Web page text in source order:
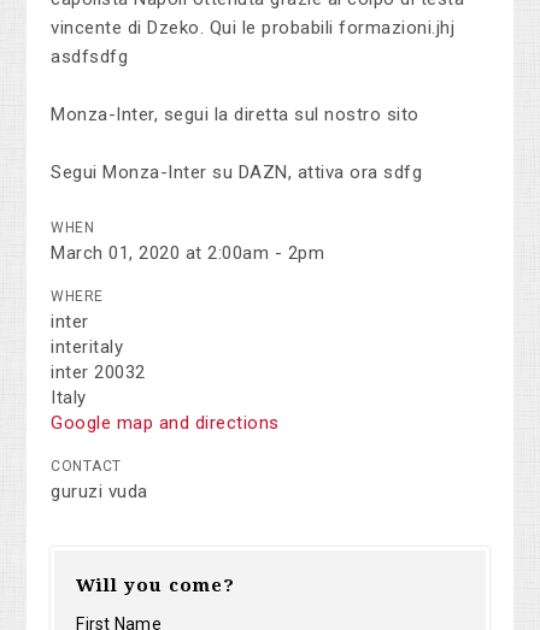
vincente di Dzeko. Qui le probabili formazioni.jhj
asdfsdfg
Monza-Inter, segui la diretta sul nostro sito
Segui Monza-Inter su DAZN, attiva ora sdfg
WHEN
March 01, 2020 at 2:00am - 2pm
WHERE
inter
interitaly
inter 20032
Italy
Google map and directions
CONTACT
guruzi vuda
Will you come?
First Name